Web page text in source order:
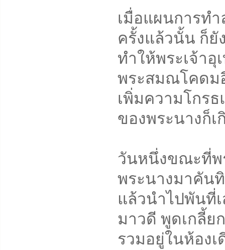
เมื่อแผนการท
ครั้งแล้วนั้น ก็ยั
ทำให้พระเจ้าอุ
พระสมณโคดม
เพิ่มความโกร
ของพระนางก็
วันหนึ่งขณะที่พ
พระนางมาคัน
แล้วนำไปพันที่
มาวดี พูดเกลี้ย
รวมอยู่ในห้อง